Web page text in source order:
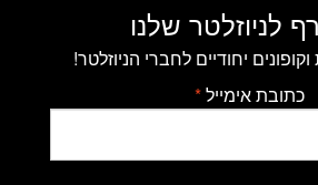
לניוזלטר שלנו
יחודיים לחברי הניוזלטר!
כתובת אימייל*